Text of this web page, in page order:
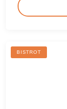
BISTROT